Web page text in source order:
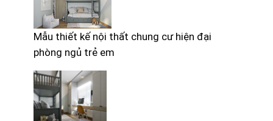
Mẫu thiết kế nội thất chung cư hiện đại
phòng ngủ trẻ em